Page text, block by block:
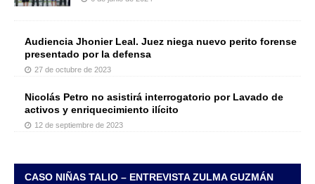
Audiencia Jhonier Leal. Juez niega nuevo perito forense
presentado por la defensa
27 de octubre de 2023
Nicolás Petro no asistirá interrogatorio por Lavado de
activos y enriquecimiento ilícito
12 de septiembre de 2023
CASO NIÑAS TALIO – ENTREVISTA ZULMA GUZMÁN